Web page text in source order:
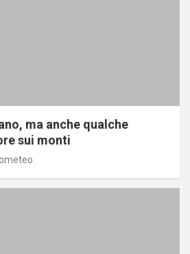
ma anche qualche
sui monti